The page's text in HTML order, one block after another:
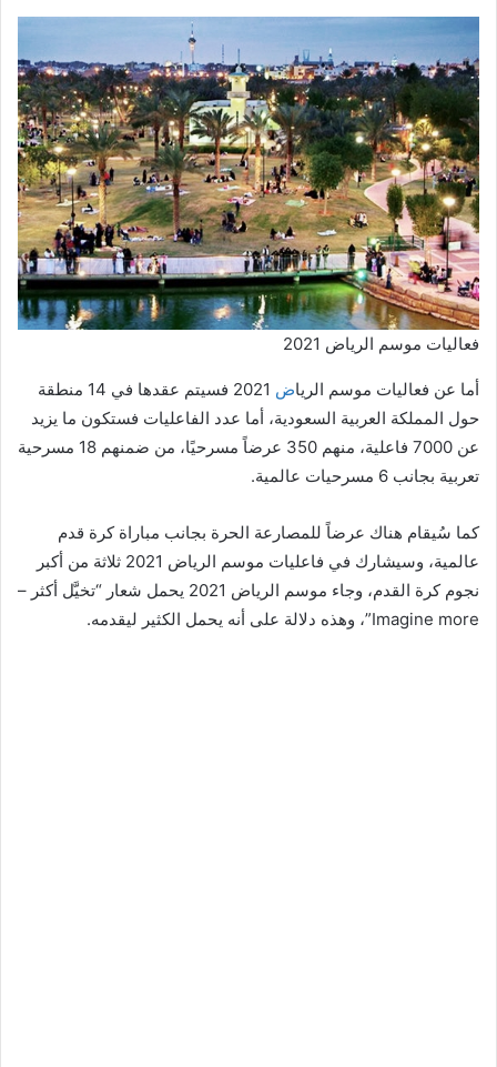
فعاليات موسم الرياض 2021
أما عن فعاليات موسم الرياض
2021 فسيتم عقدها في 14 منطقة
حول المملكة العربية السعودية، أما عدد الفاعليات فستكون ما يزيد
عن 7000 فاعلية، منهم 350 عرضاً مسرحيًا، من ضمنهم 18 مسرحية
تعربية بجانب 6 مسرحيات عالمية.
كما سُيقام هناك عرضاً للمصارعة الحرة بجانب مباراة كرة قدم
عالمية، وسيشارك في فاعليات موسم الرياض 2021 ثلاثة من أكبر
نجوم كرة القدم، وجاء موسم الرياض 2021 يحمل شعار “تخيَّل أكثر –
Imagine more”، وهذه دلالة على أنه يحمل الكثير ليقدمه.